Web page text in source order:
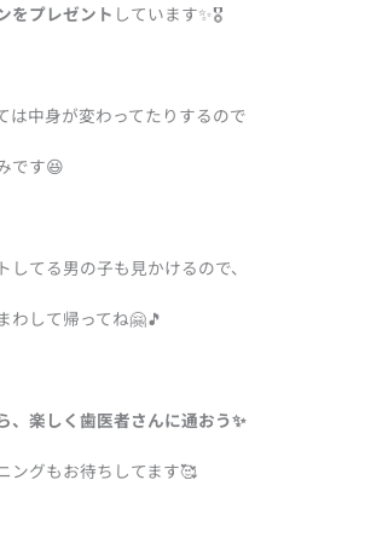
をプレゼント しています✨🎖
は中身が変わってたりするので
です😆
してる男の子も 見かけるので、
わして帰ってね🤗🎵
、楽しく歯医者さんに通おう✨
ングもお待ちしてます🥰